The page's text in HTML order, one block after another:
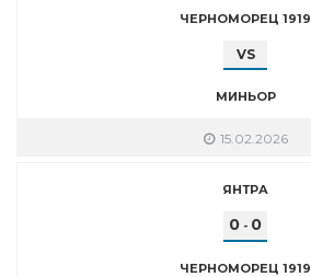
ЧЕРНОМОРЕЦ 1919
VS
МИНЬОР
15.02.2026
ЯНТРА
0 - 0
ЧЕРНОМОРЕЦ 1919